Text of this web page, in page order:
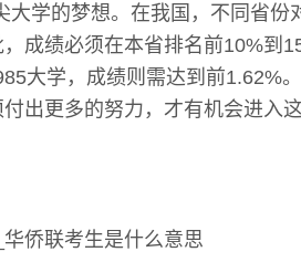
学的梦想。在我国，不同省份
成绩必须在本省排名前10%到
大学，成绩则需达到前1.62%
出更多的努力，才有机会进入这